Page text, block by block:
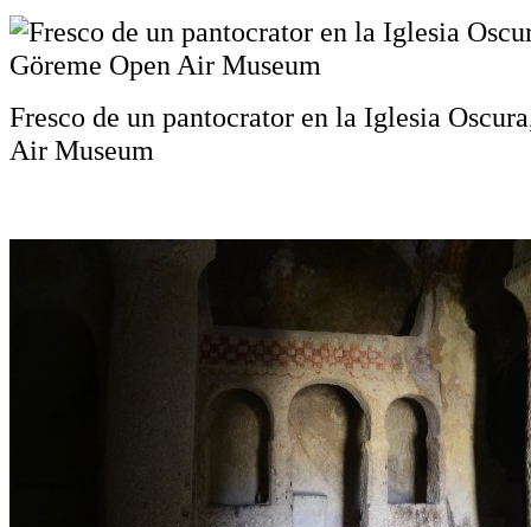
Fresco de un pantocrator en la Iglesia
Air Museum